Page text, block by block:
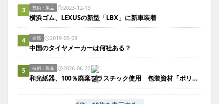
3 技術・製品 2023-12-13
横浜ゴム、LEXUSの新型「LBX」に新車装着
4 連載 2019-05-08
中国のタイヤメーカーは何社ある？
5 技術・製品 2026-06-22
和光紙器、100％廃棄プラスチック使用 包装資材「ポリエコレン」